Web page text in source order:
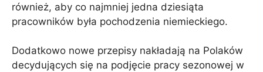
również, aby co najmniej jedna dziesiąta
pracowników była pochodzenia niemieckiego.
Dodatkowo nowe przepisy nakładają na Polaków
decydujących się na podjęcie pracy sezonowej w